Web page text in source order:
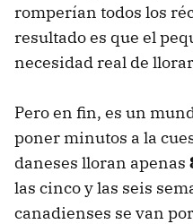
romperían todos los
resultado es que el
necesidad real de
Pero en fin, es un
poner minutos a la
daneses lloran apenas
las cinco y las seis
canadienses se van